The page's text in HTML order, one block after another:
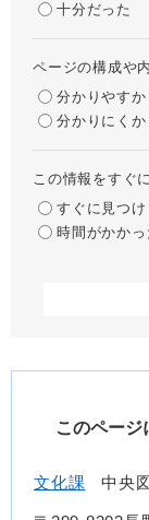
十分だった
ページの構成や
分かりやすか
分かりにくか
この情報をすぐ
すぐに見つけ
時間がかかっ
このページ
文化課 中央